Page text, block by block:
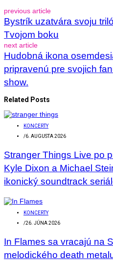
previous article
Bystrík uzatvára svoju
Tvojom boku
next article
Hudobná ikona
pripravenú pre svojich
show.
Related Posts
KONCERTY
/6. AUGUSTA 2026
Stranger Things Live po
Kyle Dixon a Michael
ikonický soundtrack
KONCERTY
/26. JÚNA 2026
In Flames sa vracajú na
melodického death